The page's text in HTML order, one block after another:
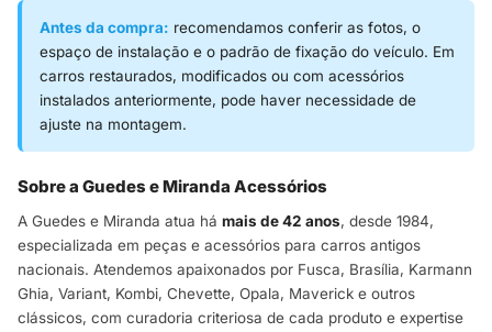
Antes da compra: recomendamos conferir as fotos, o
espaço de instalação e o padrão de fixação do veículo. Em
carros restaurados, modificados ou com acessórios
instalados anteriormente, pode haver necessidade de
ajuste na montagem.
Sobre a Guedes e Miranda Acessórios
A Guedes e Miranda atua há mais de 42 anos, desde 1984,
especializada em peças e acessórios para carros antigos
nacionais. Atendemos apaixonados por Fusca, Brasília, Karmann
Ghia, Variant, Kombi, Chevette, Opala, Maverick e outros
clássicos, com curadoria criteriosa de cada produto e expertise